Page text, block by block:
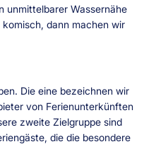
unmittelbarer Wassernähe
dann machen wir
Die eine bezeichnen wir
von Ferienunterkünften
zweite Zielgruppe sind
die die besondere